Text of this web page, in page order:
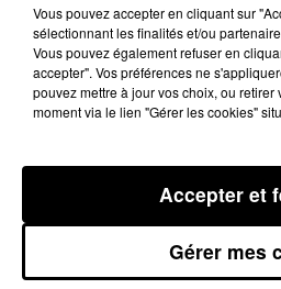
2 juin 2023 - 4 min 19 sec
LES INFOS DES HAUTES-
02/06/2023 À 08H00
Podcasts infos des Hautes-
Vous pouvez accepter en cliquant sur
sélectionnant les finalités et/ou
Vous pouvez également refuser en
accepter". Vos préférences ne
pouvez mettre à jour vos choix, ou retirer
moment via le lien "Gérer les cookies"
Gérer mes
Accepter et